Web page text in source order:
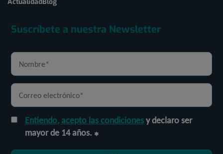
Suscríbete a nuestra Newsletter
Entiendo, acepto las condicionesy declaro ser
mayor de 14 años.